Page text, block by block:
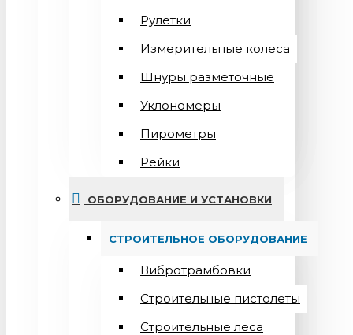
Рулетки
Измерительные колеса
Шнуры разметочные
Уклономеры
Пирометры
Рейки
ОБОРУДОВАНИЕ И УСТАНОВКИ
СТРОИТЕЛЬНОЕ ОБОРУДОВАНИЕ
Вибротрамбовки
Строительные пистолеты
Строительные леса